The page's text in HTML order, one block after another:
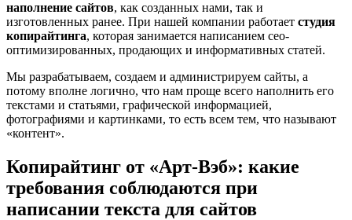
наполнение сайтов, как созданных нами, так и
изготовленных ранее. При нашей компании работает студия
копирайтинга, которая занимается написанием сео-
оптимизированных, продающих и информативных статей.
Мы разрабатываем, создаем и администрируем сайты, а
потому вполне логично, что нам проще всего наполнить его
текстами и статьями, графической информацией,
фотографиями и картинками, то есть всем тем, что называют
«контент».
Копирайтинг от «Арт-Вэб»: какие
требования соблюдаются при
написании текста для сайтов